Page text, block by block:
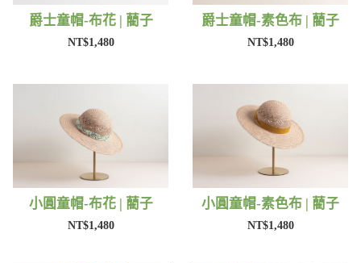
爵士童帽-布花 | 藺子
NT$1,480
爵士童帽-素色布 | 藺子
NT$1,480
小圓童帽-布花 | 藺子
NT$1,480
小圓童帽-素色布 | 藺子
NT$1,480